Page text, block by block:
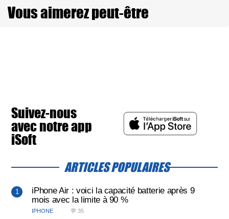
Vous aimerez peut-être
Suivez-nous
avec notre app
iSoft
ARTICLES POPULAIRES
iPhone Air : voici la capacité batterie après 9
mois avec la limite à 90 %
IPHONE 💬 35